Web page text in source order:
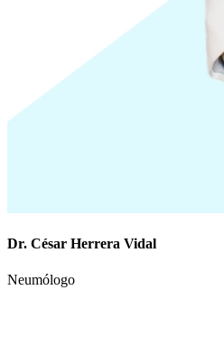
Dr. César Herrera Vidal
Neumólogo